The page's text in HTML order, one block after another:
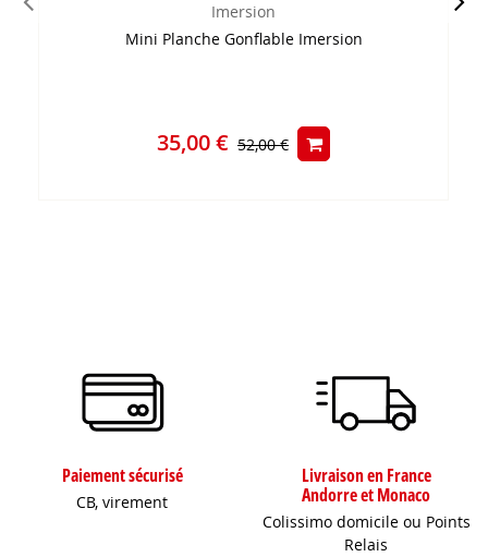
Imersion
Mini Planche Gonflable Imersion
35,00 € 52,00 €
Paiement sécurisé
CB, virement
Livraison en France
Andorre et Monaco
Colissimo domicile ou Points
Relais